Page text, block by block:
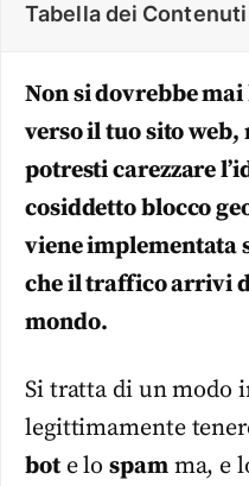
Tabella dei Contenuti
Non si dovrebbe
verso il tuo sito
potresti carezzare
cosiddetto blocco
viene implementata
che il traffico arrivi
mondo.
Si tratta di un modo
legittimamente
bote lospamma, e